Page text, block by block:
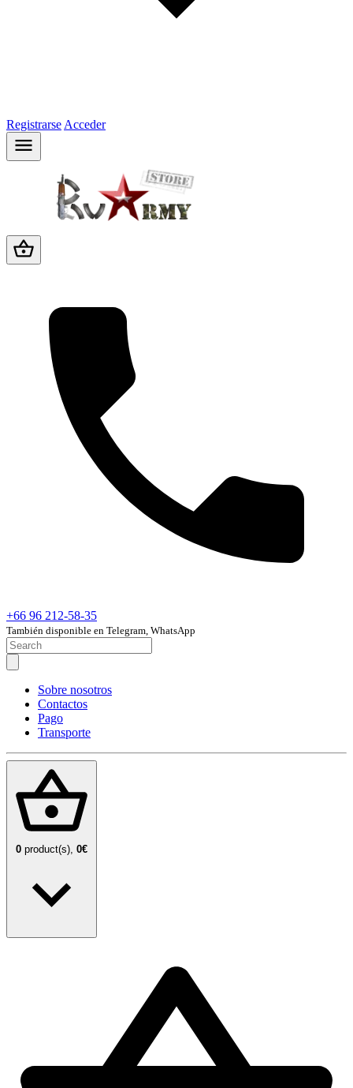
Registrarse Acceder
+66 96 212-58-35
También disponible en Telegram, WhatsApp
Sobre nosotros
Contactos
Pago
Transporte
0 product(s), 0€